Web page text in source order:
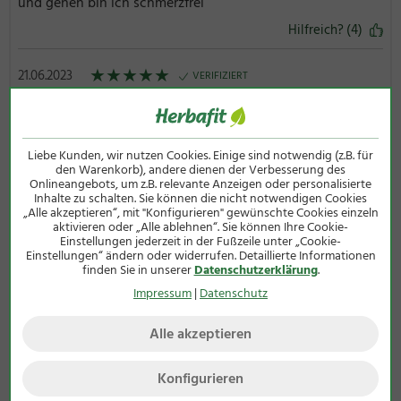
Liebe Kunden, wir nutzen Cookies. Einige sind notwendig (z.B. für
den Warenkorb), andere dienen der Verbesserung des
Onlineangebots, um z.B. relevante Anzeigen oder personalisierte
Inhalte zu schalten. Sie können die nicht notwendigen Cookies
„Alle akzeptieren“, mit "Konfigurieren" gewünschte Cookies einzeln
aktivieren oder „Alle ablehnen“. Sie können Ihre Cookie-
Einstellungen jederzeit in der Fußzeile unter „Cookie-
Einstellungen“ ändern oder widerrufen. Detaillierte Informationen
finden Sie in unsererDatenschutzerklärung.
Impressum|Datenschutz
Alle akzeptieren
Konfigurieren
Hilfreich? (4)
21.06.2023 ★★★★★ VERIFIZIERT
Hilfreich? (4)
02.01.2022 ★★★★☆ VERIFIZIERT
Begeisterte Herbafit-Kundin
Alles Gut??
Hilfreich? (4)
Zufriedene Kundin von Herbafit